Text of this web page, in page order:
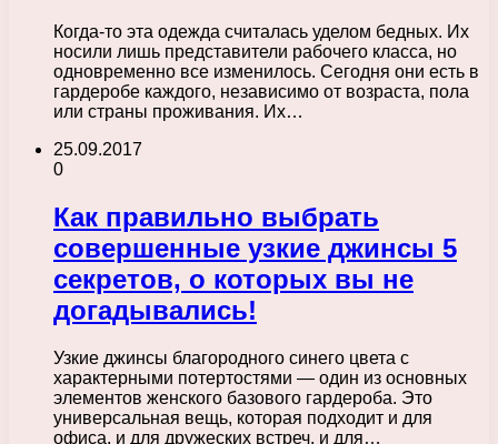
Когда-то эта одежда считалась уделом бедных. Их
носили лишь представители рабочего класса, но
одновременно все изменилось. Сегодня они есть в
гардеробе каждого, независимо от возраста, пола
или страны проживания. Их…
25.09.2017
0
Как правильно выбрать
совершенные узкие джинсы 5
секретов, о которых вы не
догадывались!
Узкие джинсы благородного синего цвета с
характерными потертостями — один из основных
элементов женского базового гардероба. Это
универсальная вещь, которая подходит и для
офиса, и для дружеских встреч, и для…